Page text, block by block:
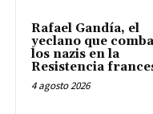
Rafael Gandía, el
yeclano que
los nazis en la
Resistencia
4 agosto 2026